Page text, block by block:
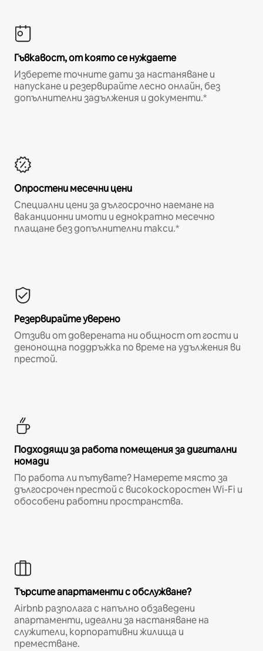
Гъвкавост, от която се нуждаете
Изберете точните дати за настаняване и
напускане и резервирайте лесно онлайн, без
допълнителни задължения и документи.*
Опростени месечни цени
Специални цени за дългосрочно наемане на
ваканционни имоти и еднократно месечно
плащане без допълнителни такси.*
Резервирайте уверено
Отзиви от доверената ни общност от гости и
денонощна поддръжка по време на удължения ви
престой.
Подходящи за работа помещения за дигитални
номади
По работа ли пътувате? Намерете място за
дългосрочен престой с високоскоростен Wi-Fi и
обособени работни пространства.
Търсите апартаменти с обслужване?
Airbnb разполага с напълно обзаведени
апартаменти, идеални за настаняване на
служители, корпоративни жилища и
преместване.